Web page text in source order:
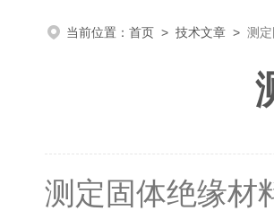
当前位置： 首页 > 技术文章 > 测
测定固体绝缘材